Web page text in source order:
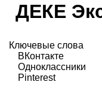
ДЕКЕ
Ключевые слова
ВКонтакте
Одноклассники
Pinterest